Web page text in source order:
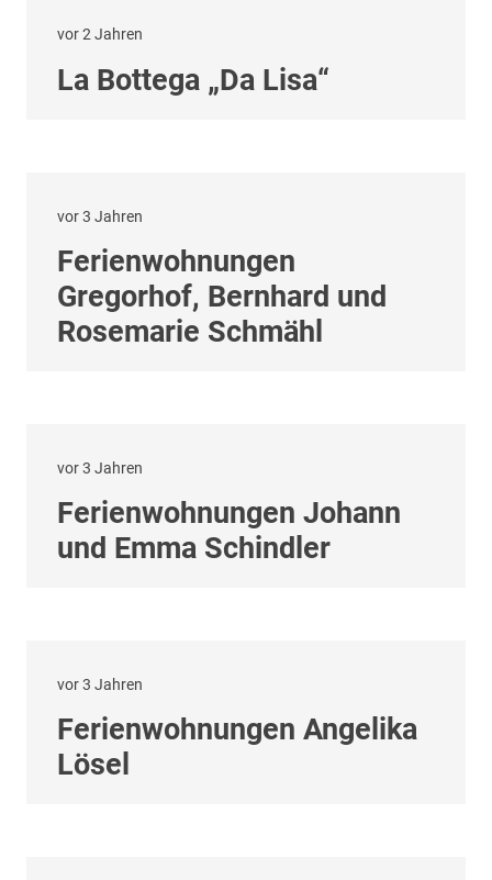
vor 2 Jahren
La Bottega „Da Lisa“
vor 3 Jahren
Ferienwohnungen
Gregorhof, Bernhard und
Rosemarie Schmähl
vor 3 Jahren
Ferienwohnungen Johann
und Emma Schindler
vor 3 Jahren
Ferienwohnungen Angelika
Lösel